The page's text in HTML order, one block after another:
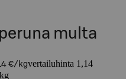
multa
€/kgvertailuhinta 1,14